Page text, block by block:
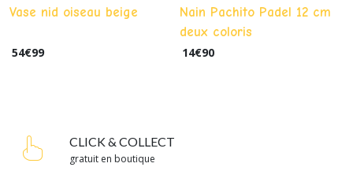
Vase nid oiseau beige
54€99
Nain Pachito Padel 12 cm
deux coloris
14€90
CLICK & COLLECT
gratuit en boutique